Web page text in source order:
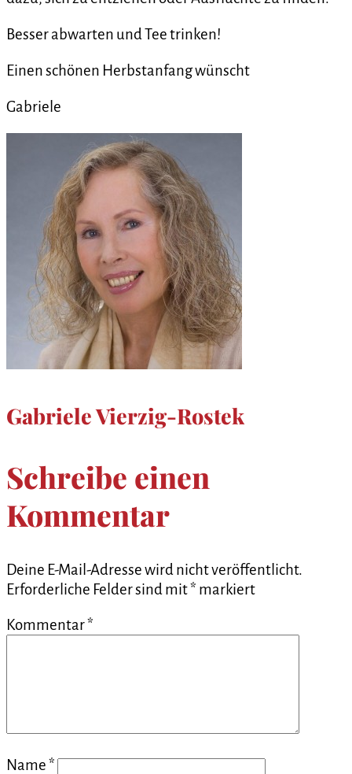
Besser abwarten und Tee trinken!
Einen schönen Herbstanfang wünscht
Gabriele
Gabriele Vierzig-Rostek
Schreibe einen
Kommentar
Deine E-Mail-Adresse wird nicht veröffentlicht.
Erforderliche Felder sind mit* markiert
Kommentar*
Name*